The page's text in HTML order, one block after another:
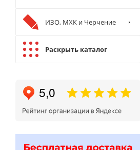
ИЗО, МХК и Черчение
Раскрыть каталог